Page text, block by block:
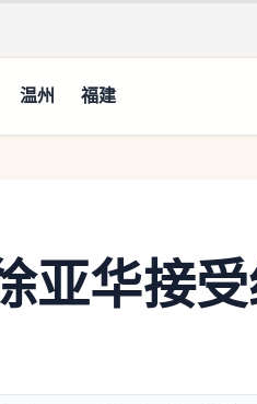
温州 福建
亚华接